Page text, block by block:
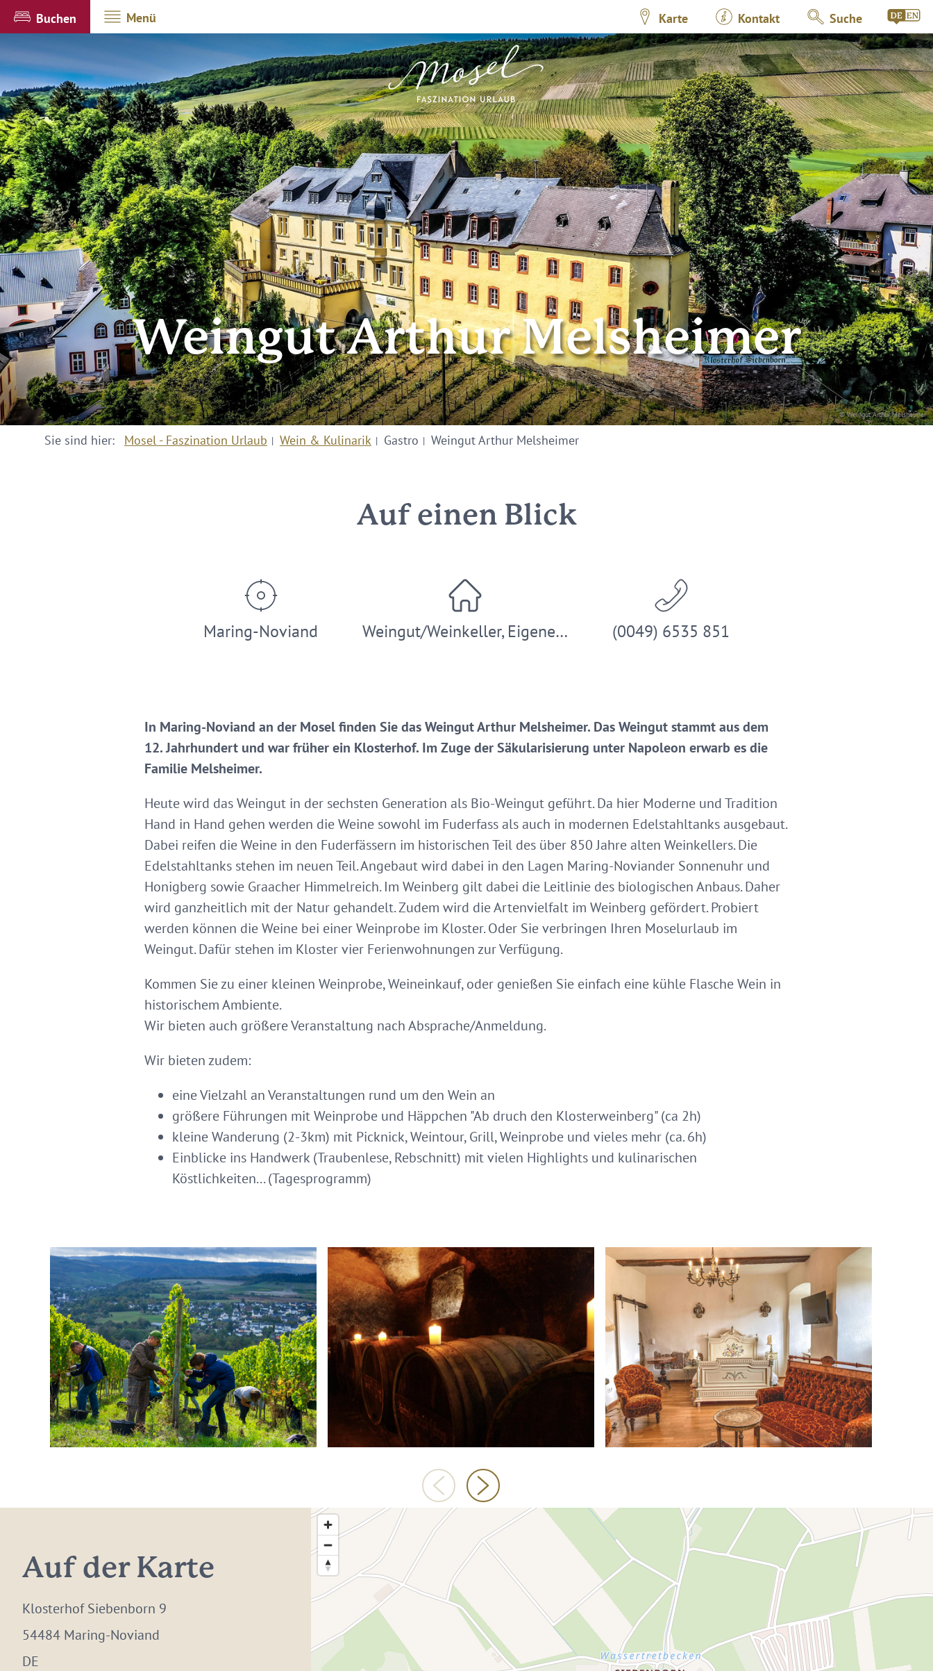
Buchen Menü Karte Kontakt Suche
© Weingut Arthur Melsheimer
Weingut Arthur Melsheimer
Sie sind hier: Mosel - Faszination Urlaub Wein & Kulinarik Gastro Weingut Arthur Melsheimer
Auf einen Blick
Maring-Noviand Weingut/Weinkeller, Eigene… (0049) 6535 851
In Maring-Noviand an der Mosel finden Sie das Weingut Arthur Melsheimer. Das Weingut stammt aus dem
12. Jahrhundert und war früher ein Klosterhof. Im Zuge der Säkularisierung unter Napoleon erwarb es die
Familie Melsheimer.
Heute wird das Weingut in der sechsten Generation als Bio-Weingut geführt. Da hier Moderne und Tradition
Hand in Hand gehen werden die Weine sowohl im Fuderfass als auch in modernen Edelstahltanks ausgebaut.
Dabei reifen die Weine in den Fuderfässern im historischen Teil des über 850 Jahre alten Weinkellers. Die
Edelstahltanks stehen im neuen Teil. Angebaut wird dabei in den Lagen Maring-Noviander Sonnenuhr und
Honigberg sowie Graacher Himmelreich. Im Weinberg gilt dabei die Leitlinie des biologischen Anbaus. Daher
wird ganzheitlich mit der Natur gehandelt. Zudem wird die Artenvielfalt im Weinberg gefördert. Probiert
werden können die Weine bei einer Weinprobe im Kloster. Oder Sie verbringen Ihren Moselurlaub im
Weingut. Dafür stehen im Kloster vier Ferienwohnungen zur Verfügung.
Kommen Sie zu einer kleinen Weinprobe, Weineinkauf, oder genießen Sie einfach eine kühle Flasche Wein in
historischem Ambiente.
Wir bieten auch größere Veranstaltung nach Absprache/Anmeldung.
Wir bieten zudem:
eine Vielzahl an Veranstaltungen rund um den Wein an
größere Führungen mit Weinprobe und Häppchen "Ab druch den Klosterweinberg" (ca 2h)
kleine Wanderung (2-3km) mit Picknick, Weintour, Grill, Weinprobe und vieles mehr (ca. 6h)
Einblicke ins Handwerk (Traubenlese, Rebschnitt) mit vielen Highlights und kulinarischen
Köstlichkeiten... (Tagesprogramm)
Auf der Karte
Klosterhof Siebenborn 9
54484 Maring-Noviand
DE